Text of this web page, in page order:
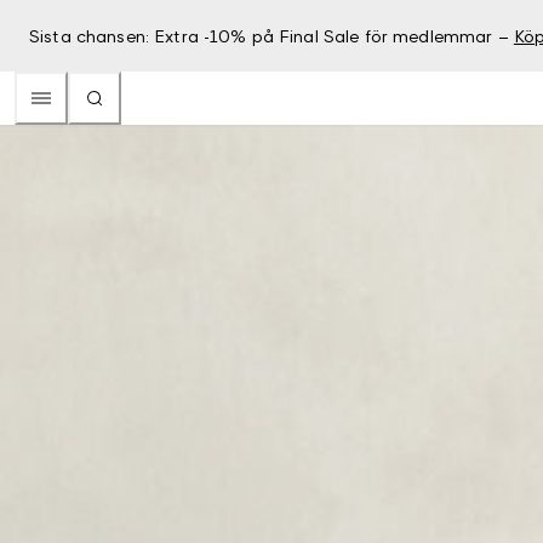
Sista chansen: Extra -10% på Final Sale för medlemmar –